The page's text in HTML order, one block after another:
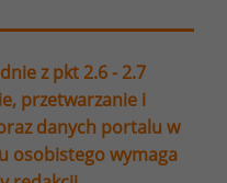
z pkt 2.6 - 2.7
przetwarzanie i
danych portalu w
osobistego wymaga